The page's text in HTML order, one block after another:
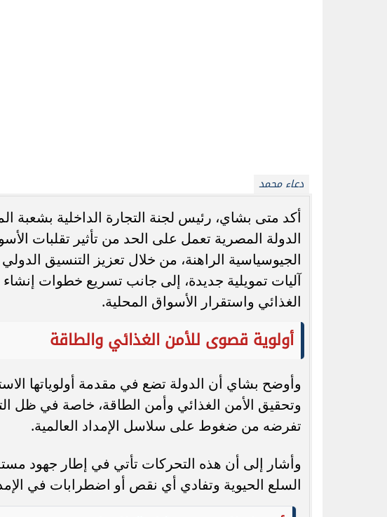
أدى إلى زيادة تكلفة العديد من السلع، خاصة المرتبطة
وأضاف أن التغيرات في أسعار النفط ومشتقاته، إلى
تؤثر بشكل مباشر وسريع على هيكل تسعير السلع،
يتحملها المستهلك.
ضغوط على الإنتاج والاستيراد
وأكد بشاي أنه رغم توافر العملة الأجنبية، فإن ارتفاع
المرتبطة بالطاقة والوقود، يفرض ضغوطًا متزايدة
القطاعات الاقتصادية.
وأشار إلى أن هذه التحديات تتطلب استمرار العمل
سلاسل الإمداد.
دور البورصة السلعية في ضبط الأسعار